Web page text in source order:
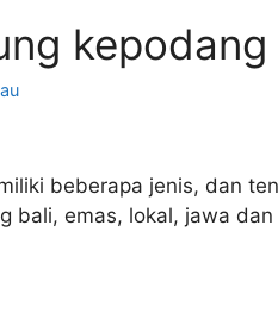
kepodang
beberapa jenis, dan
bali, emas, lokal, jawa